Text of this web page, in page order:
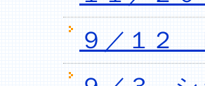
９／１２